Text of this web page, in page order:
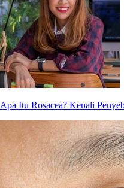
Apa Itu Rosacea? Kenali